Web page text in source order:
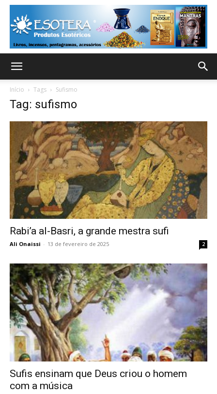
Início Tags Sufismo
Tag: sufismo
Rabi’a al-Basri, a grande mestra sufi
Ali Onaissi - 13 de fevereiro de 2025 2
Sufis ensinam que Deus criou o homem
com a música